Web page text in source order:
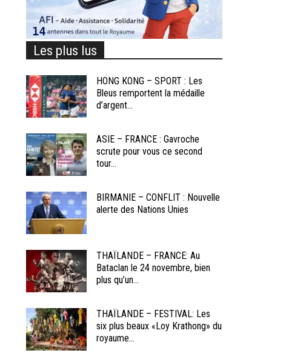
Les plus lus
HONG KONG – SPORT : Les
Bleus remportent la médaille
d’argent...
ASIE – FRANCE : Gavroche
scrute pour vous ce second
tour...
BIRMANIE – CONFLIT : Nouvelle
alerte des Nations Unies
THAÏLANDE – FRANCE: Au
Bataclan le 24 novembre, bien
plus qu’un...
THAÏLANDE – FESTIVAL: Les
six plus beaux «Loy Krathong» du
royaume...